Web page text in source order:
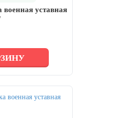
военная уставная